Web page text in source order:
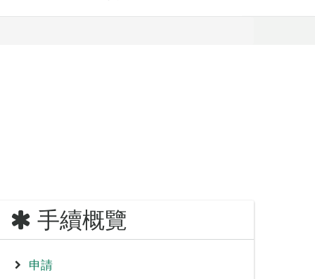
手續概覽
申請